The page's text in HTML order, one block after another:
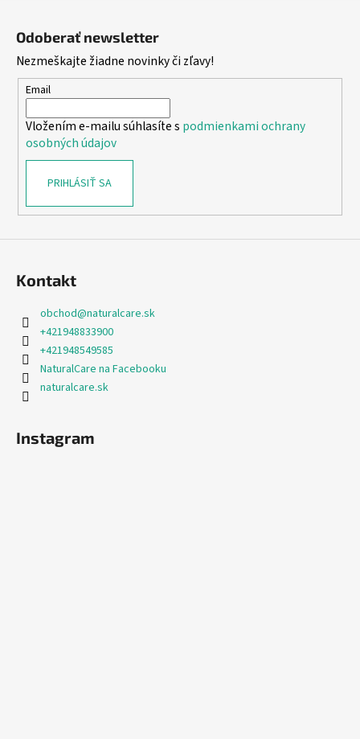
Odoberať newsletter
Nezmeškajte žiadne novinky či zľavy!
Email
Vložením e-mailu súhlasíte s podmienkami ochrany
osobných údajov
PRIHLÁSIŤ SA
Kontakt
obchod@naturalcare.sk
+421948833900
+421948549585
NaturalCare na Facebooku
naturalcare.sk
Instagram